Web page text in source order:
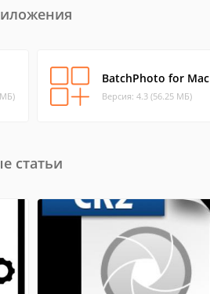
МБ)
BatchPhoto for Mac
Версия: 4.3 (56.25 МБ)
статьи